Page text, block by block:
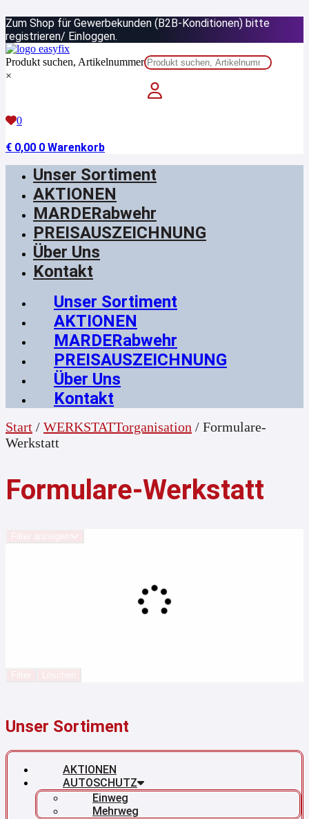
Inhalt
springen
Zum Shop für Gewerbekunden (B2B-Konditionen) bitte
registrieren/ Einloggen.
Produkt suchen, Artikelnummer
×
0
€ 0,00 0 Warenkorb
Unser Sortiment
AKTIONEN
MARDERabwehr
PREISAUSZEICHNUNG
Über Uns
Kontakt
Unser Sortiment
AKTIONEN
MARDERabwehr
PREISAUSZEICHNUNG
Über Uns
Kontakt
Start / WERKSTATTorganisation / Formulare-
Werkstatt
Formulare-Werkstatt
Unser Sortiment
AKTIONEN
AUTOSCHUTZ
Einweg
Mehrweg